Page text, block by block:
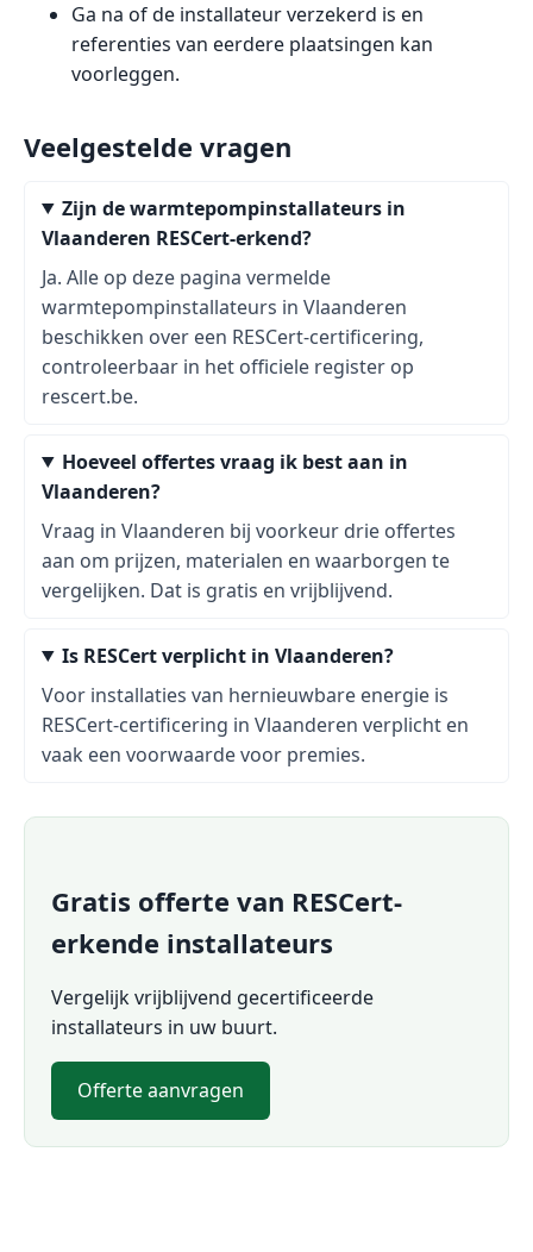
Ga na of de installateur verzekerd is en
referenties van eerdere plaatsingen kan
voorleggen.
Veelgestelde vragen
Zijn de warmtepompinstallateurs in
Vlaanderen RESCert-erkend?
Ja. Alle op deze pagina vermelde
warmtepompinstallateurs in Vlaanderen
beschikken over een RESCert-certificering,
controleerbaar in het officiele register op
rescert.be.
Hoeveel offertes vraag ik best aan in
Vlaanderen?
Vraag in Vlaanderen bij voorkeur drie offertes
aan om prijzen, materialen en waarborgen te
vergelijken. Dat is gratis en vrijblijvend.
Is RESCert verplicht in Vlaanderen?
Voor installaties van hernieuwbare energie is
RESCert-certificering in Vlaanderen verplicht en
vaak een voorwaarde voor premies.
Gratis offerte van RESCert-
erkende installateurs
Vergelijk vrijblijvend gecertificeerde
installateurs in uw buurt.
Offerte aanvragen